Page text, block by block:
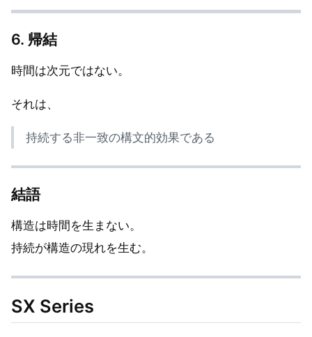
6. 帰結
時間は次元ではない。
それは、
持続する非一致の構文的効果である
結語
構造は時間を生まない。
持続が構造の現れを生む。
SX Series